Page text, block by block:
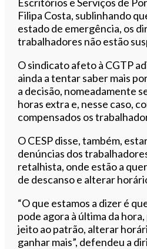
Filipa Costa, sublinhando
estado de emergência, os
trabalhadores não estão
O sindicato afeto à CGTP
ainda a tentar saber mais
a decisão, nomeadamente
horas extra e, nesse caso,
compensados os
O CESP disse, também,
denúncias dos
retalhista, onde estão a
de descanso e alterar
“O que estamos a dizer é
pode agora à última da
jeito ao patrão, alterar
ganhar mais”, defendeu a